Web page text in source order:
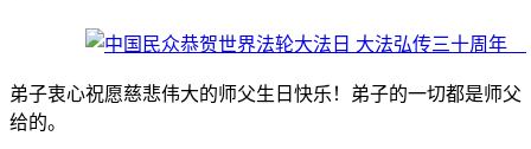
弟子衷心祝愿慈悲伟大的师父生日快乐！弟子的一切都是师父
给的。